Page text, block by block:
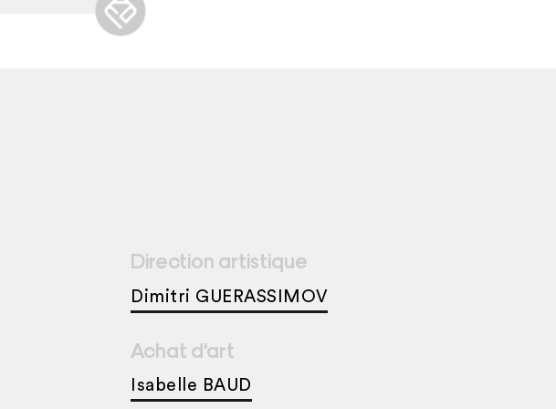
Direction artistique
Dimitri GUERASSIMOV
Achat d'art
Isabelle BAUD